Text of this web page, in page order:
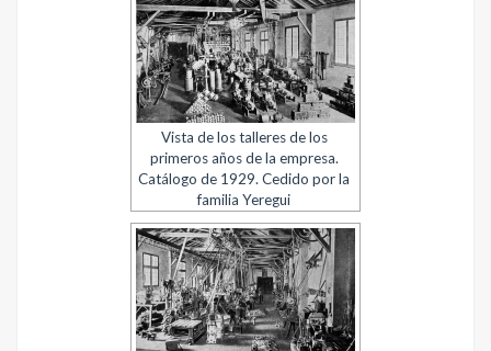
Vista de los talleres de los
primeros años de la empresa.
Catálogo de 1929. Cedido por la
familia Yeregui